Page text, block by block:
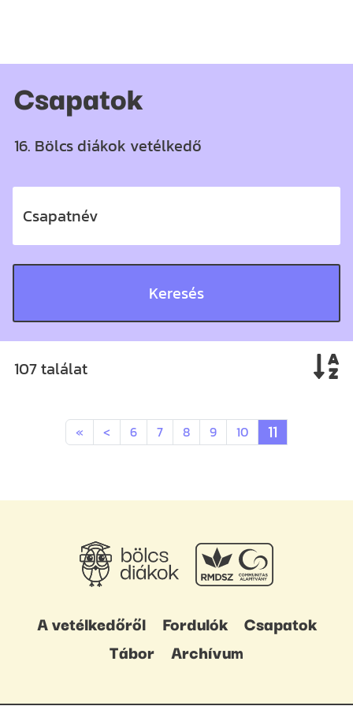
Csapatok
16. Bölcs diákok vetélkedő
Csapatnév
107 találat
« < 6 7 8 9 10 11
A vetélkedőről Fordulók
Csapatok
Tábor
Archívum